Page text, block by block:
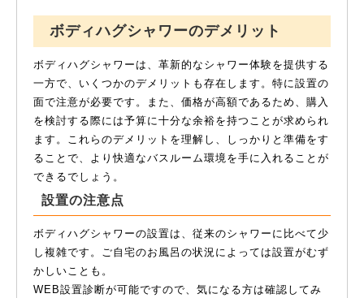
ボディハグシャワーのデメリット
ボディハグシャワーは、革新的なシャワー体験を提供する
一方で、いくつかのデメリットも存在します。特に設置の
面で注意が必要です。また、価格が高額であるため、購入
を検討する際には予算に十分な余裕を持つことが求められ
ます。これらのデメリットを理解し、しっかりと準備をす
ることで、より快適なバスルーム環境を手に入れることが
できるでしょう。
設置の注意点
ボディハグシャワーの設置は、従来のシャワーに比べて少
し複雑です。ご自宅のお風呂の状況によっては設置がむず
かしいことも。
WEB設置診断が可能ですので、気になる方は確認してみ